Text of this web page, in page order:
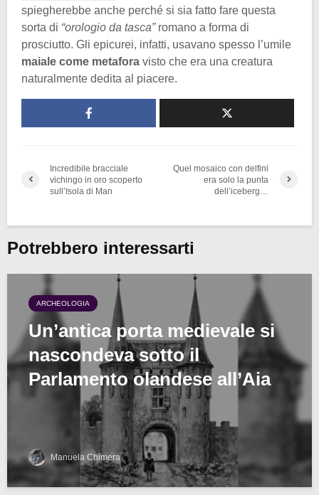
spiegherebbe anche perché si sia fatto fare questa
sorta di “orologio da tasca”romano a forma di
prosciutto. Gli epicurei, infatti, usavano spesso l’umile
maiale come metafora visto che era una creatura
naturalmente dedita al piacere.
Incredibile bracciale
vichingo in oro scoperto
sull’Isola di Man
Quel mosaico con delfini
era solo la punta
dell’iceberg…
Potrebbero interessarti
ARCHEOLOGIA
Un’antica porta medievale si
nascondeva sotto il
Parlamento olandese all’Aia
Manuela Chimera